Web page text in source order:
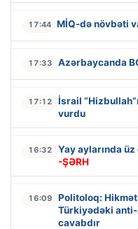
17:44 MİQ-də növbəti
17:33 Azərbaycanda
17:12
İsrail
vurdu
16:32
Yay aylarında
-ŞƏRH
16:09
Politoloq: Hikmət
Türkiyədəki
cavabdır